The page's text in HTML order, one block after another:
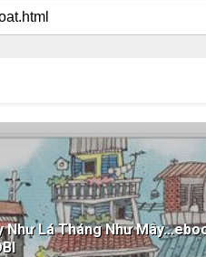
Như Lá Tháng Như